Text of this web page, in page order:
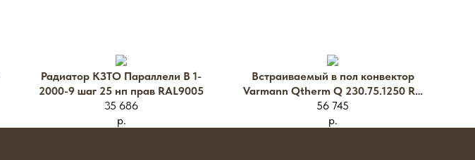
Радиатор КЗТО Параллели В 1-
2000-9 шаг 25 нп прав RAL9005
35 686
р.
Встраиваемый в пол конвектор
Varmann Qtherm Q 230.75.1250 RR
U EV1
56 745
р.